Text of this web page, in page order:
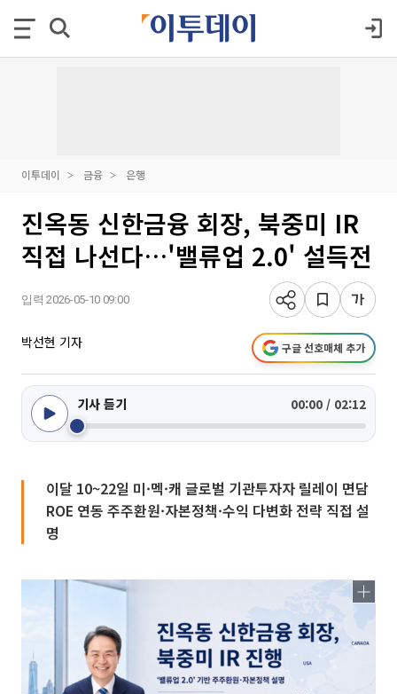
이투데이 금융 은행
진옥동 신한금융 회장, 북중미 IR
직접 나선다…'밸류업 2.0' 설득전
입력 2026-05-10 09:00
박선현 기자 구글 선호매체 추가
기사 듣기 00:00 / 02:12
이달 10~22일 미·멕·캐 글로벌 기관투자자 릴레이 면담
ROE 연동 주주환원·자본정책·수익 다변화 전략 직접 설
명